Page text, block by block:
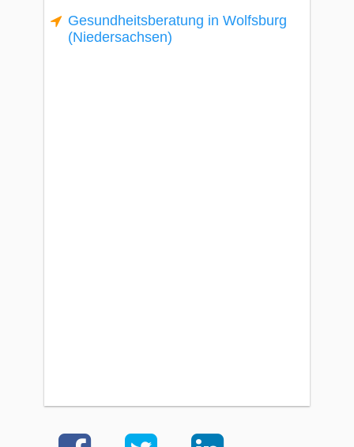
Gesundheitsberatung in Wolfsburg
(Niedersachsen)